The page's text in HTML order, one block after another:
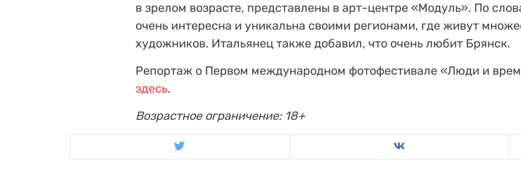
в зрелом возрасте, представлены в арт-центре «Модуль». По
очень интересна и уникальна своими регионами, где живут
художников. Итальянец также добавил, что очень любит Брянск.
Репортаж о Первом международном фотофестивале «Люди и
здесь.
Возрастное ограничение: 18+